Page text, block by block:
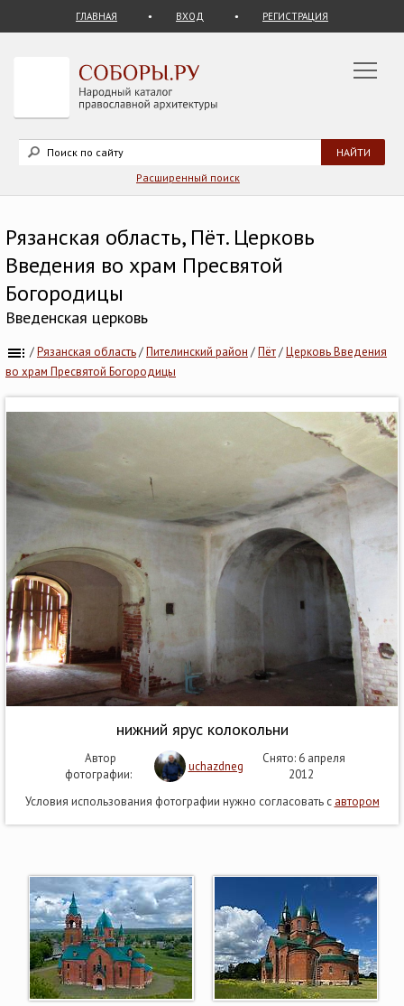
ГЛАВНАЯ ВХОД РЕГИСТРАЦИЯ
Расширенный поиск
Рязанская область, Пёт. Церковь
Введения во храм Пресвятой
Богородицы
Введенская церковь
/Рязанская область/Пителинский район /Пёт/Церковь Введения
во храм Пресвятой Богородицы
нижний ярус колокольни
Автор
фотографии:
uchazdneg
Снято: 6 апреля
2012
Условия использования фотографии нужно согласовать с автором